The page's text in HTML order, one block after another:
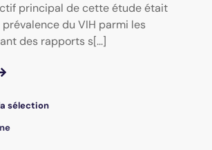
principal de cette étude était
du VIH parmi les
des rapports s[...]
sélection